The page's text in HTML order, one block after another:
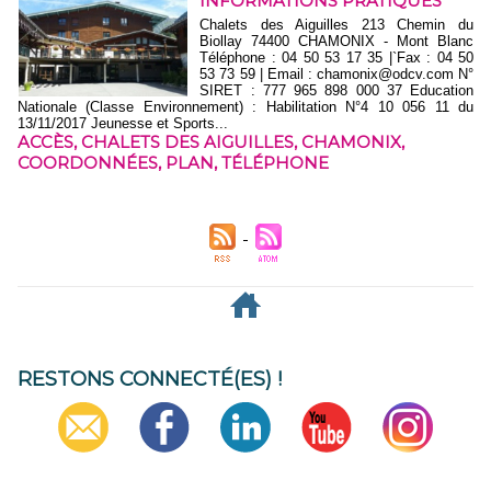
Chalets des Aiguilles 213 Chemin du
Biollay 74400 CHAMONIX - Mont Blanc
Téléphone : 04 50 53 17 35 |`Fax : 04 50
53 73 59 | Email : chamonix@odcv.com N°
SIRET : 777 965 898 000 37 Education
Nationale (Classe Environnement) : Habilitation N°4 10 056 11 du
13/11/2017 Jeunesse et Sports...
ACCÈS, CHALETS DES AIGUILLES, CHAMONIX,
COORDONNÉES, PLAN,TÉLÉPHONE
RESTONS CONNECTÉ(ES) !